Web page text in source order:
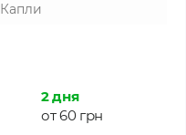
Капли
2 дня
от 60 грн